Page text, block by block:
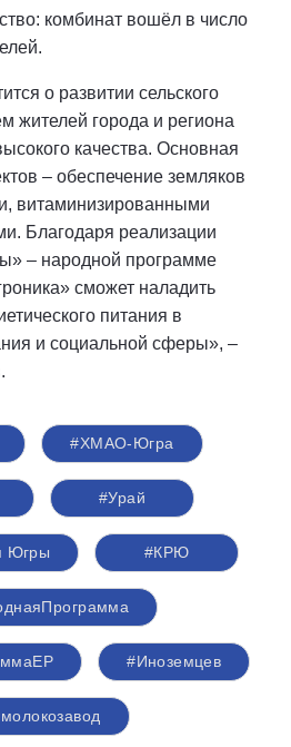
комбинат вошёл в число
о развитии сельского
жителей города и региона
качества. Основная
– обеспечение земляков
витаминизированными
Благодаря реализации
– народной программе
сможет наладить
питания в
и социальной сферы», –
#ХМАО-Югра
#Урай
Югры #КРЮ
#Иноземцев